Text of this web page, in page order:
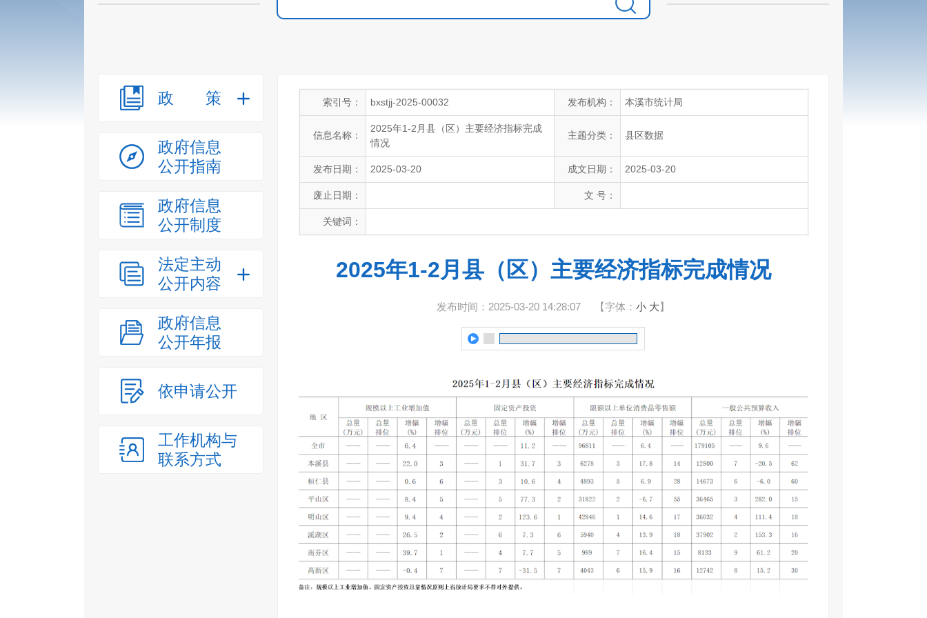
政策
政府信息
公开指南
政府信息
公开制度
法定主动
公开内容
政府信息
公开年报
依申请公开
工作机构与
联系方式
索引号： bxstjj-2025-00032 发布机构： 本溪市统计局
信息名称：
2025年1-2月县（区）主要经济指标完成
情况
主题分类： 县区数据
发布日期： 2025-03-20 成文日期： 2025-03-20
废止日期： 文 号：
关键词：
2025年1-2月县（区）主要经济指标完成情况
发布时间：2025-03-20 14:28:07 【字体： 小 大】